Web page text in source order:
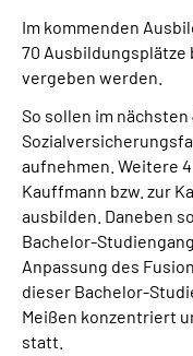
Im kommenden
70 Ausbildungsplätze
vergeben werden.
So sollen im
aufnehmen. Weitere
Kauffmann bzw. zur
ausbilden. Daneben
Bachelor-
Anpassung des
dieser Bachelor-
Meißen konzentriert
statt.